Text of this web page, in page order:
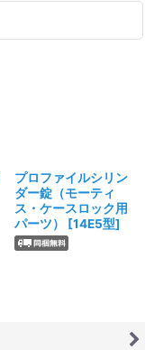
プロファイルシリン
ダー錠（モーティ
ス・ケースロック用
パーツ）
[14E5型]